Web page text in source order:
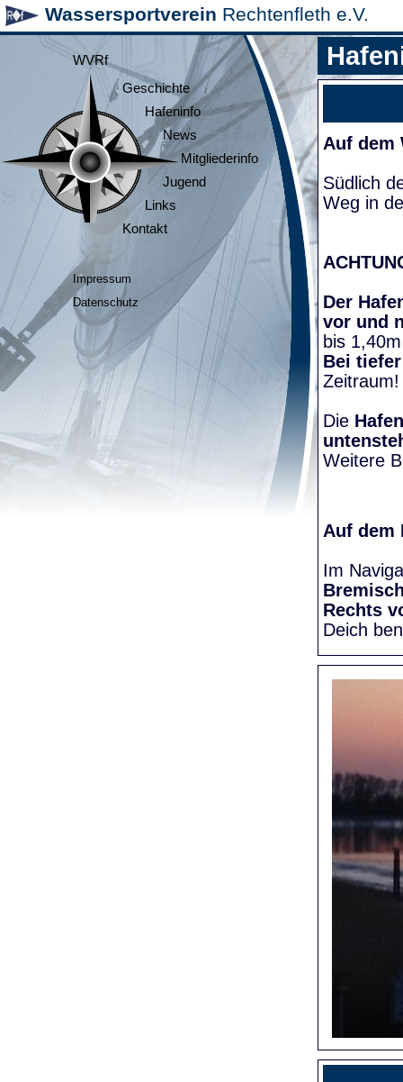
Wassersportverein Rechtenfleth e.V.
WVRf
Geschichte
Hafeninfo
News
Mitgliederinfo
Jugend
Links
Kontakt
Impressum
Datenschutz
Auf dem
Südlich
Weg in
Der
vor und
bis
Bei
Die
Weitere
Auf dem
Im
Rechts
Deich